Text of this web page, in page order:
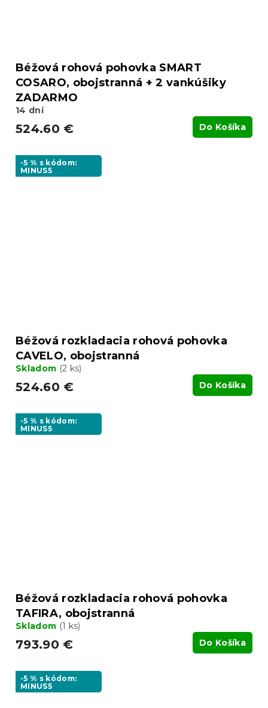
Béžová rohová pohovka SMART
COSARO, obojstranná + 2 vankúšiky
ZADARMO
14 dní
524.60 € Do Košíka
-5 % s kódom:
MINUS5
Béžová rozkladacia rohová pohovka
CAVELO, obojstranná
Skladom (2 ks)
524.60 € Do Košíka
-5 % s kódom:
MINUS5
Béžová rozkladacia rohová pohovka
TAFIRA, obojstranná
Skladom (1 ks)
793.90 € Do Košíka
-5 % s kódom:
MINUS5